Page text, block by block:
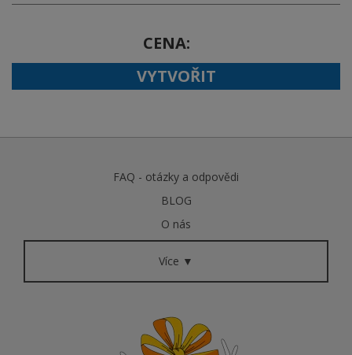
CENA
VYTVOŘIT
FAQ - otázky a odpovědi
BLOG
O nás
Více ▼